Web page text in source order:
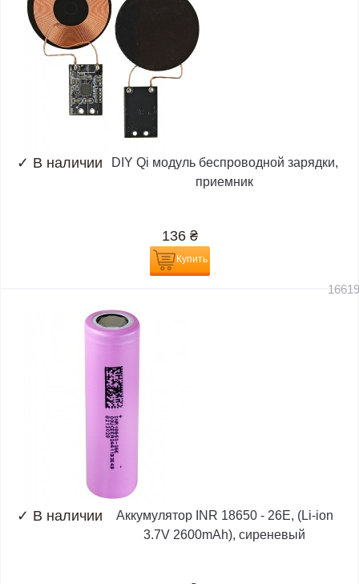
✓ В наличии
DIY Qi модуль беспроводной зарядки,
приемник
136 ₴
Купить
✓ В наличии
Аккумулятор INR 18650 - 26E, (Li-ion
3.7V 2600mAh), сиреневый